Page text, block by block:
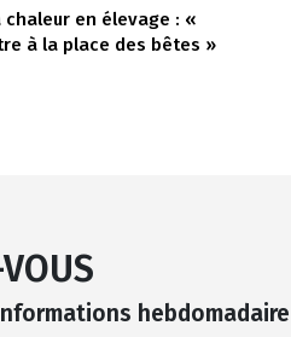
en élevage : «
à la place des bêtes »
hebdomadaire